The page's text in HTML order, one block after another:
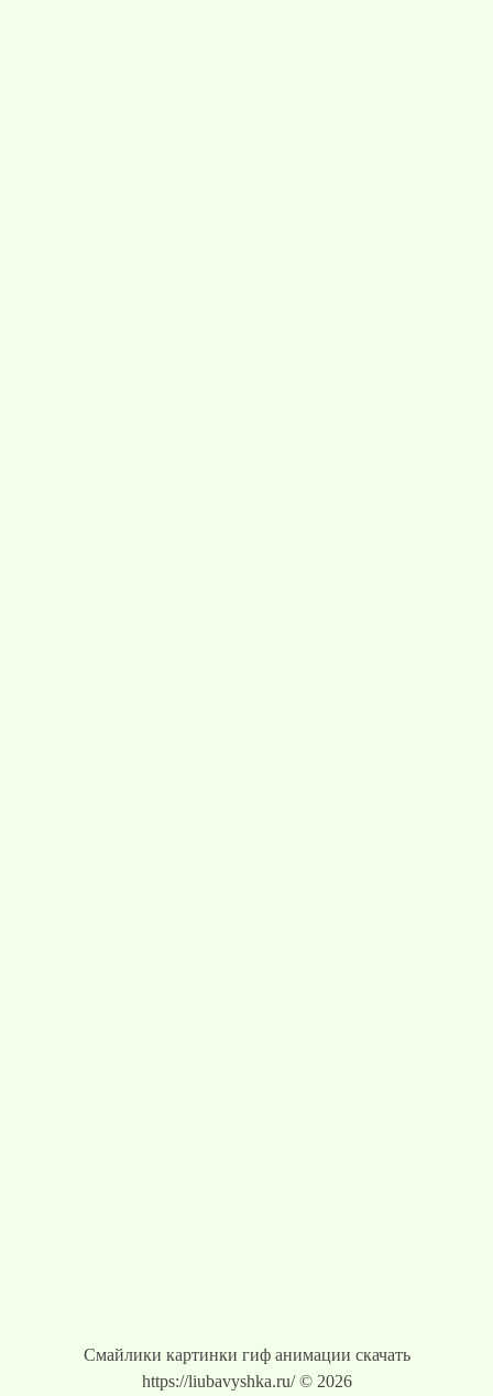
Смайлики картинки гиф анимации скачать
https://liubavyshka.ru/ © 2026